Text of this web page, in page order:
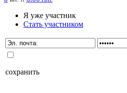
Я уже участник
Стать участником
сохранить